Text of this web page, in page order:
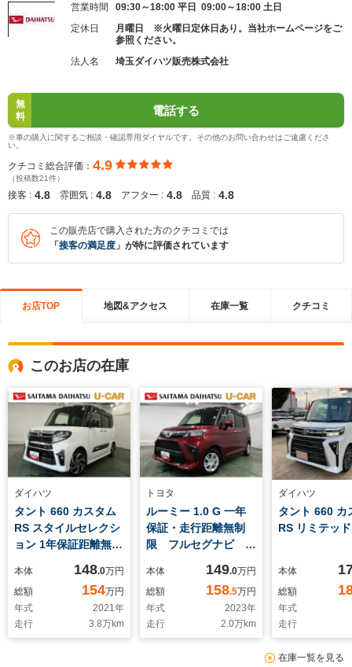
営業時間
09:30～18:00 平日 09:00～18:00 土日
定休日
月曜日 ※火曜日定休日あり。当社ホームページをご
参照ください。
法人名
埼玉ダイハツ販売株式会社
無
料
電話する
※車の購入に関するご相談・確認専用ダイヤルです。その他のお問い合わせはご遠慮くださ
い。
クチコミ総合評価： 4.9
（投稿数21件）
接客 : 4.8 雰囲気 : 4.8 アフター : 4.8 品質 : 4.8
この販売店で購入された方のクチコミでは
「 接客の満足度 」が特に評価されています
お店TOP 地図&アクセス 在庫一覧 クチコミ
このお店の在庫
ダイハツ
タント 660 カスタム
RS スタイルセレクシ
ョン 1年保証距離無制
ロ 純正フルセグナ
ビ パノラマモニタ
ー ドラレコ 純正マ
ット サイドエアバッ
グ LEDヘッドラン
本体 148.0万円
総額
154万円
年式
2021年
走行
3.8万km
トヨタ
ルーミー 1.0 G 一年
保証・走行距離無制
限 フルセグナビ
メラ ETC クリアラ
ンスソナー オートラ
イト LEDヘッドライ
ト 両側電動スライド
ドア
本体 149.0万円
総額
158.5万円
年式
2023年
走行
2.0万km
ダイハツ
タント 660 カ
RS リミテッド
本体
総額
年式
走行
在庫一覧を見る